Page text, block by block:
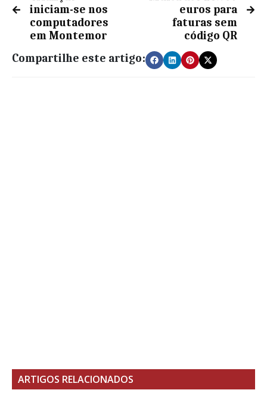
iniciam-se nos
computadores
em Montemor
euros para
faturas sem
código QR
Compartilhe este artigo:
ARTIGOS RELACIONADOS